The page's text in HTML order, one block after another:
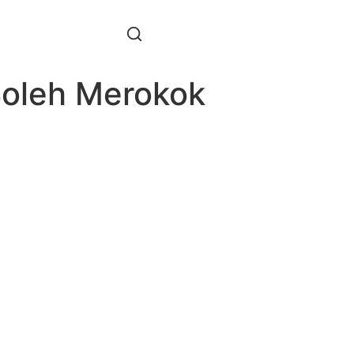
Merokok